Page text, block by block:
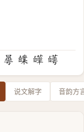
说文解字 音韵方